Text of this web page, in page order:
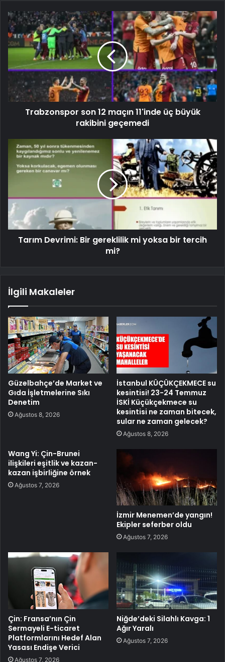
Trabzonspor son 12 maçın 11'inde üç büyük
rakibini geçemedi
Tarım Devrimi: Bir gereklilik mi yoksa bir tercih
mi?
İlgili Makaleler
Güzelbahçe’de Market ve
Gıda İşletmelerine Sıkı
Denetim
Ağustos 8, 2026
İstanbul KÜÇÜKÇEKMECE su
kesintisi! 23-24 Temmuz
İSKİ Küçükçekmece su
kesintisi ne zaman bitecek,
sular ne zaman gelecek?
Ağustos 8, 2026
Wang Yi: Çin-Brunei
ilişkileri eşitlik ve kazan-
kazan işbirliğine örnek
Ağustos 7, 2026
İzmir Menemen’de yangın!
Ekipler seferber oldu
Ağustos 7, 2026
Çin: Fransa’nın Çin
Sermayeli E-ticaret
Platformlarını Hedef Alan
Yasası Endişe Verici
Ağustos 7, 2026
Niğde’deki Silahlı Kavga: 1
Ağır Yaralı
Ağustos 7, 2026